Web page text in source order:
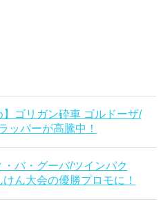
】ゴリガン砕車 ゴルドーザ/
ッパーが高騰中！
・バ・グーバ/ツインパク
ん大会の優勝プロモに！